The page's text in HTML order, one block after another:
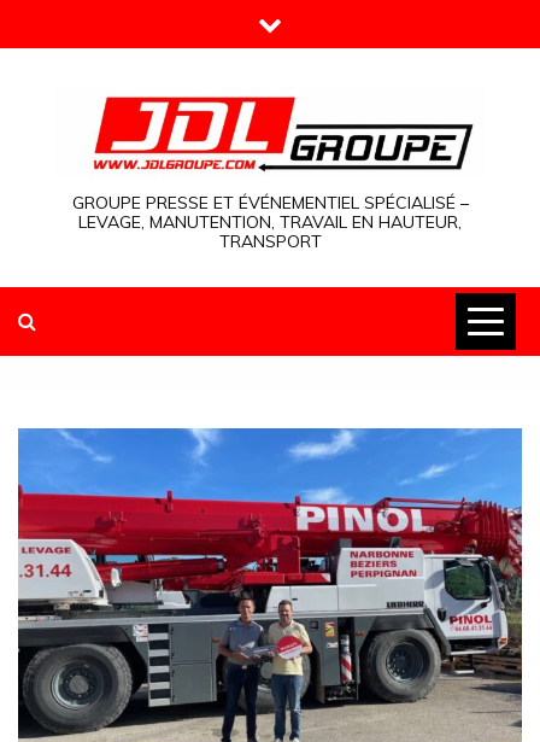
to
GROUPE PRESSE ET ÉVÉNEMENTIEL SPÉCIALISÉ –
LEVAGE, MANUTENTION, TRAVAIL EN HAUTEUR,
TRANSPORT